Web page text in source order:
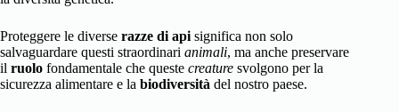
Proteggere le diverse razze di api significa non solo
salvaguardare questi straordinari animali, ma anche preservare
il ruolo fondamentale che queste creature svolgono per la
sicurezza alimentare e la biodiversità del nostro paese.